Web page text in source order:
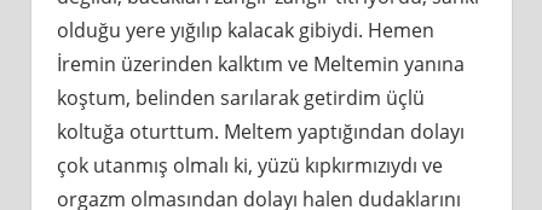
olduğu yere yığılıp kalacak gibiydi. Hemen
İremin üzerinden kalktım ve Meltemin yanına
koştum, belinden sarılarak getirdim üçlü
koltuğa oturttum. Meltem yaptığından dolayı
çok utanmış olmalı ki, yüzü kıpkırmızıydı ve
orgazm olmasından dolayı halen dudaklarını